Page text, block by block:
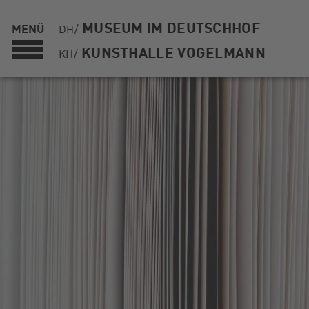
MENÜ DH/ MUSEUM IM DEUTSCHHOF
KH/ KUNSTHALLE VOGELMANN